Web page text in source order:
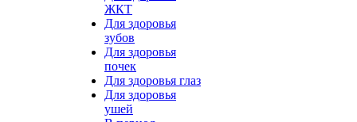
ЖКТ
Для здоровья
зубов
Для здоровья
почек
Для здоровья глаз
Для здоровья
ушей